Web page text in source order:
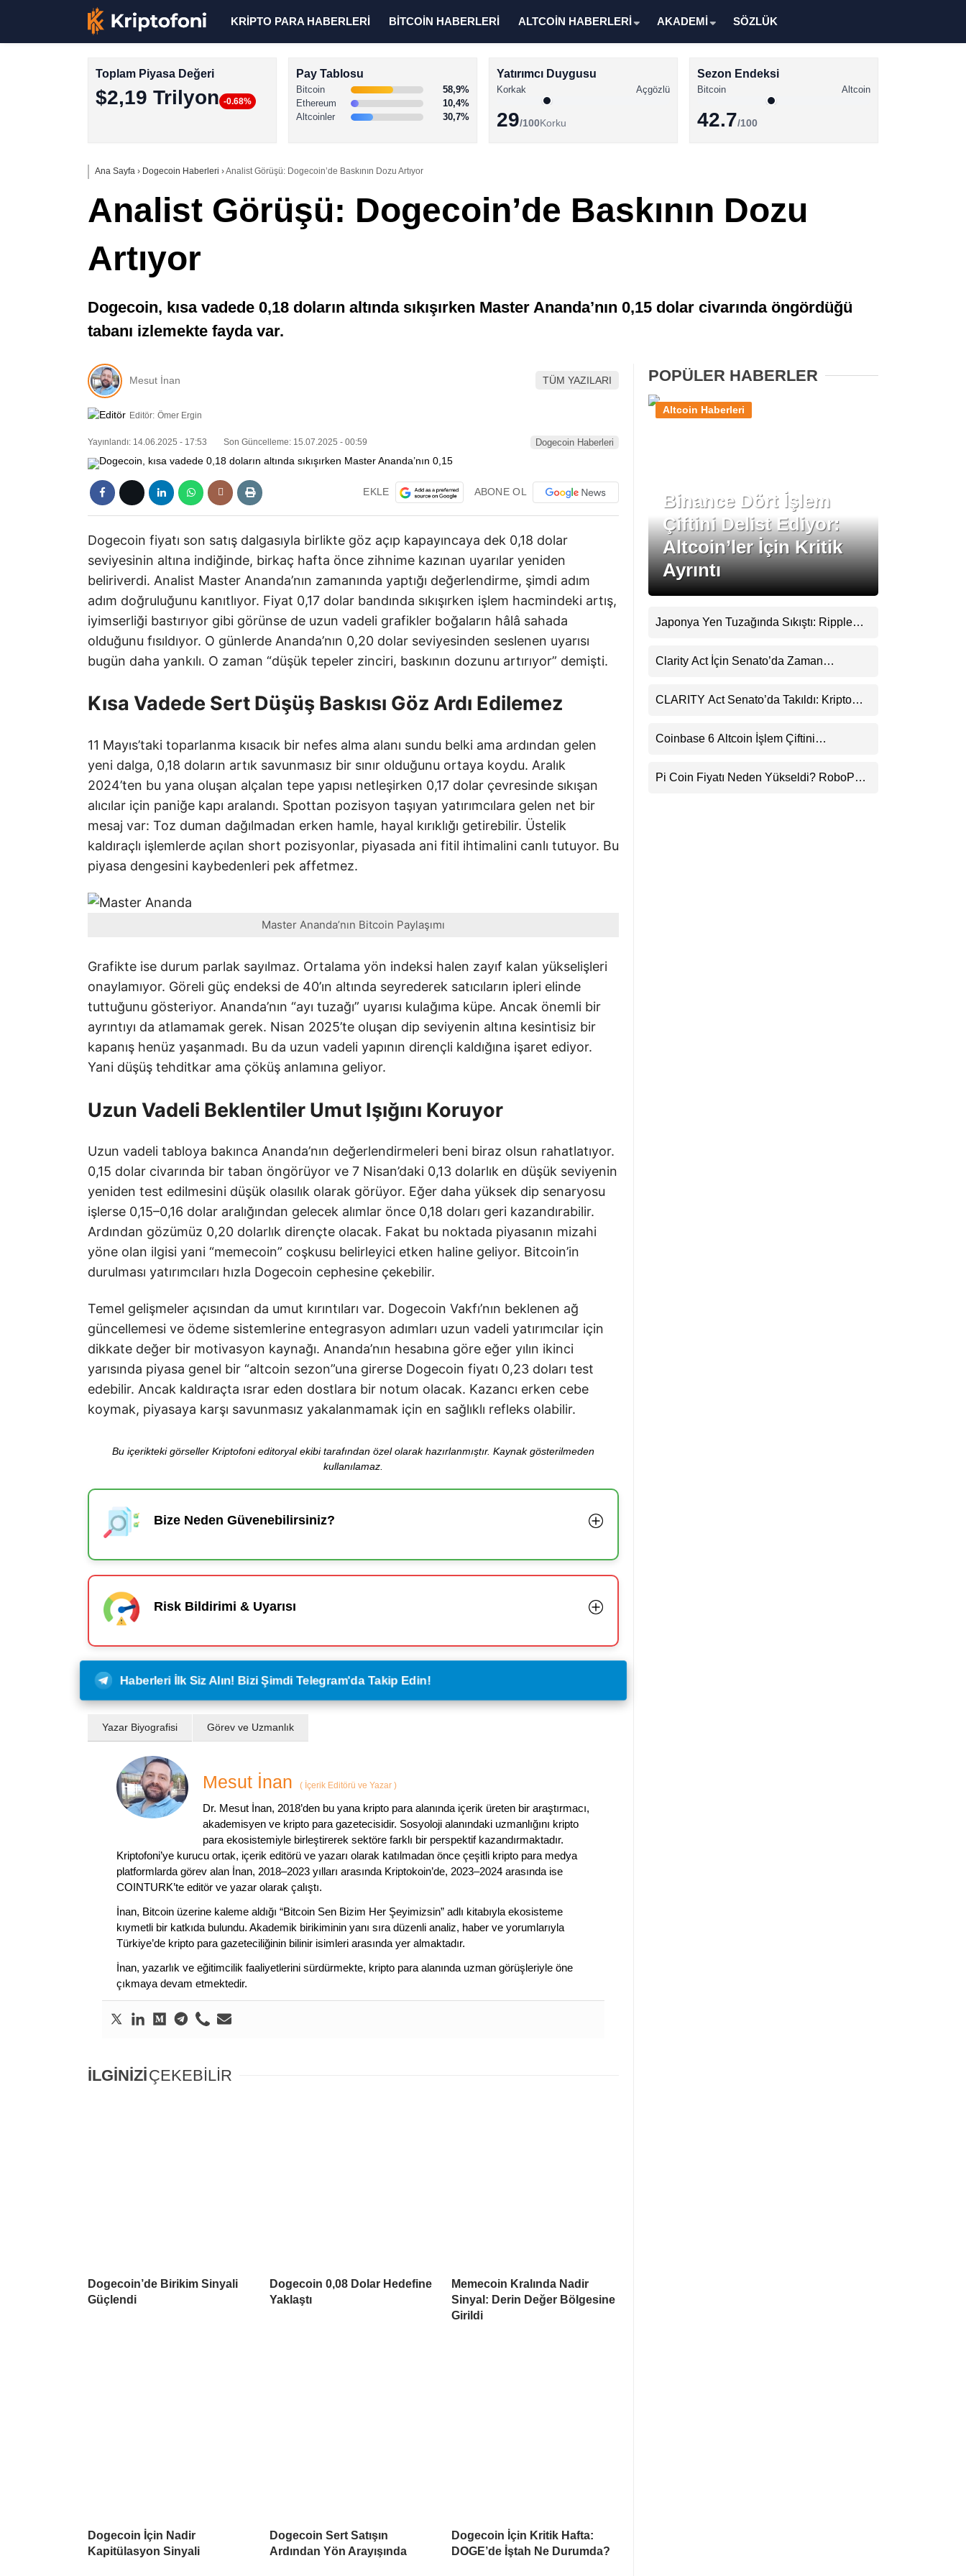
Altcoin Haberleri
Memecoin Haberleri
KRİPTO PARA HABERLERİ BİTCOİN HABERLERİ ALTCOİN HABERLERİ AKADEMİ SÖZLÜK
Toplam Piyasa Değeri
$2,19 Trilyon -0.68%
Pay Tablosu
Bitcoin
58,9%
Ethereum
10,4%
Altcoinler
30,7%
Yatırımcı Duygusu
Korkak Açgözlü
29/100Korku
Sezon Endeksi
Bitcoin Altcoin
42.7/100
Ana Sayfa › Dogecoin Haberleri ›Analist Görüşü: Dogecoin’de Baskının Dozu Artıyor
Analist Görüşü: Dogecoin’de Baskının Dozu
Artıyor
Dogecoin, kısa vadede 0,18 doların altında sıkışırken Master Ananda’nın 0,15 dolar civarında öngördüğü
tabanı izlemekte fayda var.
Mesut İnan TÜM YAZILARI
Editör: Ömer Ergin
Yayınlandı: 14.06.2025 - 17:53 Son Güncelleme: 15.07.2025 - 00:59 Dogecoin Haberleri
EKLE ABONE OL
Dogecoin fiyatı son satış dalgasıyla birlikte göz açıp kapayıncaya dek 0,18 dolar
seviyesinin altına indiğinde, birkaç hafta önce zihnime kazınan uyarılar yeniden
beliriverdi. Analist Master Ananda’nın zamanında yaptığı değerlendirme, şimdi adım
adım doğruluğunu kanıtlıyor. Fiyat 0,17 dolar bandında sıkışırken işlem hacmindeki artış,
iyimserliği bastırıyor gibi görünse de uzun vadeli grafikler boğaların hâlâ sahada
olduğunu fısıldıyor. O günlerde Ananda’nın 0,20 dolar seviyesinden seslenen uyarısı
bugün daha yankılı. O zaman “düşük tepeler zinciri, baskının dozunu artırıyor” demişti.
Kısa Vadede Sert Düşüş Baskısı Göz Ardı Edilemez
11 Mayıs’taki toparlanma kısacık bir nefes alma alanı sundu belki ama ardından gelen
yeni dalga, 0,18 doların artık savunmasız bir sınır olduğunu ortaya koydu. Aralık
2024’ten bu yana oluşan alçalan tepe yapısı netleşirken 0,17 dolar çevresinde sıkışan
alıcılar için paniğe kapı aralandı. Spottan pozisyon taşıyan yatırımcılara gelen net bir
mesaj var: Toz duman dağılmadan erken hamle, hayal kırıklığı getirebilir. Üstelik
kaldıraçlı işlemlerde açılan short pozisyonlar, piyasada ani fitil ihtimalini canlı tutuyor. Bu
piyasa dengesini kaybedenleri pek affetmez.
Master Ananda’nın Bitcoin Paylaşımı
Grafikte ise durum parlak sayılmaz. Ortalama yön indeksi halen zayıf kalan yükselişleri
onaylamıyor. Göreli güç endeksi de 40’ın altında seyrederek satıcıların ipleri elinde
tuttuğunu gösteriyor. Ananda’nın “ayı tuzağı” uyarısı kulağıma küpe. Ancak önemli bir
ayrıntıyı da atlamamak gerek. Nisan 2025’te oluşan dip seviyenin altına kesintisiz bir
kapanış henüz yaşanmadı. Bu da uzun vadeli yapının dirençli kaldığına işaret ediyor.
Yani düşüş tehditkar ama çöküş anlamına geliyor.
Uzun Vadeli Beklentiler Umut Işığını Koruyor
Uzun vadeli tabloya bakınca Ananda’nın değerlendirmeleri beni biraz olsun rahatlatıyor.
0,15 dolar civarında bir taban öngörüyor ve 7 Nisan’daki 0,13 dolarlık en düşük seviyenin
yeniden test edilmesini düşük olasılık olarak görüyor. Eğer daha yüksek dip senaryosu
işlerse 0,15–0,16 dolar aralığından gelecek alımlar önce 0,18 doları geri kazandırabilir.
Ardından gözümüz 0,20 dolarlık dirençte olacak. Fakat bu noktada piyasanın mizahi
yöne olan ilgisi yani “memecoin” coşkusu belirleyici etken haline geliyor. Bitcoin’in
durulması yatırımcıları hızla Dogecoin cephesine çekebilir.
Temel gelişmeler açısından da umut kırıntıları var. Dogecoin Vakfı’nın beklenen ağ
güncellemesi ve ödeme sistemlerine entegrasyon adımları uzun vadeli yatırımcılar için
dikkate değer bir motivasyon kaynağı. Ananda’nın hesabına göre eğer yılın ikinci
yarısında piyasa genel bir “altcoin sezon”una girerse Dogecoin fiyatı 0,23 doları test
edebilir. Ancak kaldıraçta ısrar eden dostlara bir notum olacak. Kazancı erken cebe
koymak, piyasaya karşı savunmasız yakalanmamak için en sağlıklı refleks olabilir.
Bu içerikteki görseller Kriptofoni editoryal ekibi tarafından özel olarak hazırlanmıştır. Kaynak gösterilmeden
kullanılamaz.
Bize Neden Güvenebilirsiniz?
Risk Bildirimi & Uyarısı
Haberleri İlk Siz Alın! Bizi Şimdi Telegram'da Takip Edin!
Yazar Biyografisi Görev ve Uzmanlık
Mesut İnan ( İçerik Editörü ve Yazar )
Dr. Mesut İnan, 2018’den bu yana kripto para alanında içerik üreten bir araştırmacı,
akademisyen ve kripto para gazetecisidir. Sosyoloji alanındaki uzmanlığını kripto
para ekosistemiyle birleştirerek sektöre farklı bir perspektif kazandırmaktadır.
Kriptofoni’ye kurucu ortak, içerik editörü ve yazarı olarak katılmadan önce çeşitli kripto para medya
platformlarda görev alan İnan, 2018–2023 yılları arasında Kriptokoin’de, 2023–2024 arasında ise
COINTURK’te editör ve yazar olarak çalıştı.
İnan, Bitcoin üzerine kaleme aldığı “Bitcoin Sen Bizim Her Şeyimizsin” adlı kitabıyla ekosisteme
kıymetli bir katkıda bulundu. Akademik birikiminin yanı sıra düzenli analiz, haber ve yorumlarıyla
Türkiye’de kripto para gazeteciliğinin bilinir isimleri arasında yer almaktadır.
İnan, yazarlık ve eğitimcilik faaliyetlerini sürdürmekte, kripto para alanında uzman görüşleriyle öne
çıkmaya devam etmektedir.
İLGİNİZİÇEKEBİLİR
Dogecoin’de Birikim Sinyali
Güçlendi
Dogecoin 0,08 Dolar Hedefine
Yaklaştı
Memecoin Kralında Nadir
Sinyal: Derin Değer Bölgesine
Girildi
Dogecoin İçin Nadir
Kapitülasyon Sinyali
Dogecoin Sert Satışın
Ardından Yön Arayışında
Dogecoin İçin Kritik Hafta:
DOGE’de İştah Ne Durumda?
POPÜLER HABERLER
Binance Dört İşlem
Çiftini Delist Ediyor:
Altcoin’ler İçin Kritik
Ayrıntı
Altcoin Haberleri
Japonya Yen Tuzağında Sıkıştı: Ripple
Clarity Act İçin Senato’da Zaman
CLARITY Act Senato’da Takıldı: Kripto
Coinbase 6 Altcoin İşlem Çiftini
Pi Coin Fiyatı Neden Yükseldi? RoboPay